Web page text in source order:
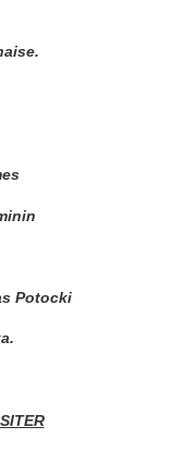
Potocki